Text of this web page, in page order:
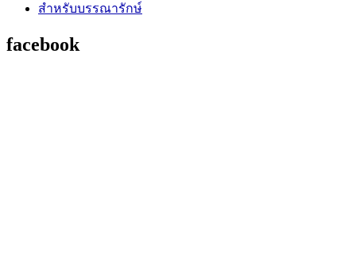
สำหรับบรรณารักษ์
facebook